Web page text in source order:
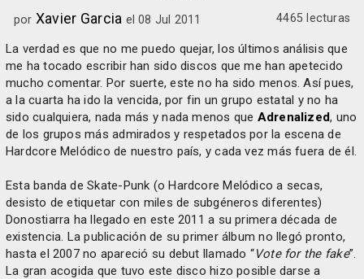
por Xavier Garcia el 08 Jul 2011 4465 lecturas
La verdad es que no me puedo quejar, los últimos análisis que
me ha tocado escribir han sido discos que me han apetecido
mucho comentar. Por suerte, este no ha sido menos. Así pues,
a la cuarta ha ido la vencida, por fin un grupo estatal y no ha
sido cualquiera, nada más y nada menos que Adrenalized, uno
de los grupos más admirados y respetados por la escena de
Hardcore Melódico de nuestro país, y cada vez más fuera de él.
Esta banda de Skate-Punk (o Hardcore Melódico a secas,
desisto de etiquetar con miles de subgéneros diferentes)
Donostiarra ha llegado en este 2011 a su primera década de
existencia. La publicación de su primer álbum no llegó pronto,
hasta el 2007 no apareció su debut llamado “Vote for the fake”.
La gran acogida que tuvo este disco hizo posible darse a